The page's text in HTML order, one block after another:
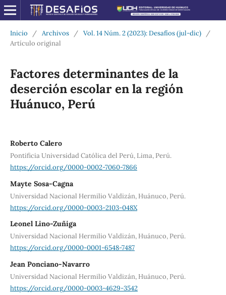
Inicio / Archivos / Vol. 14 Núm. 2 (2023): Desafíos (jul-dic)
/
Artículo original
Factores determinantes de la
deserción escolar en la región
Huánuco, Perú
Roberto Calero
Pontificia Universidad Católica del Perú, Lima, Perú.
https://orcid.org/0000-0002-7060-7866
Mayte Sosa-Cagna
Universidad Nacional Hermilio Valdizán, Huánuco, Perú.
https://orcid.org/0000-0003-2103-048X
Leonel Lino-Zuñiga
Universidad Nacional Hermilio Valdizán, Huánuco, Perú.
https://orcid.org/0000-0001-6548-7487
Jean Ponciano-Navarro
Universidad Nacional Hermilio Valdizán, Huánuco, Perú.
https://orcid.org/0000-0003-4629-3542